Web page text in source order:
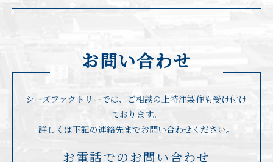
お問い合わせ
シーズファクトリーでは、ご相談の上特注製作も受け付け
ております。
詳しくは下記の連絡先までお問い合わせください。
お電話でのお問い合わせ